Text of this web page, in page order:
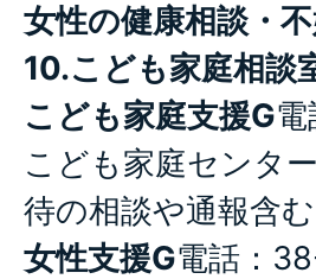
女性の健康相談・
10.こども家庭相談
こども家庭支援G
こども家庭センタ
待の相談や通報含む
女性支援G電話：